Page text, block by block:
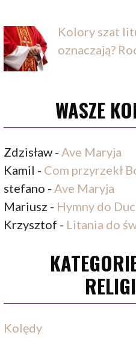
Kolory szat
oznaczają?
WASZE
Zdzisław -Ave Maryja
Kamil - Com przyrzekł
stefano -Ave Maryja
Mariusz - Hymny do
Krzysztof - Litania do
Kolędy